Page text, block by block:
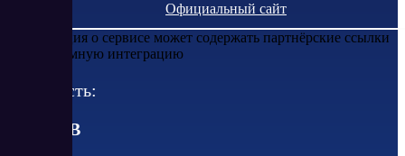
Официальный сайт
Информация о сервисе может содержать партнёрские ссылки
или рекламную интеграцию
Стоимость:
RUB